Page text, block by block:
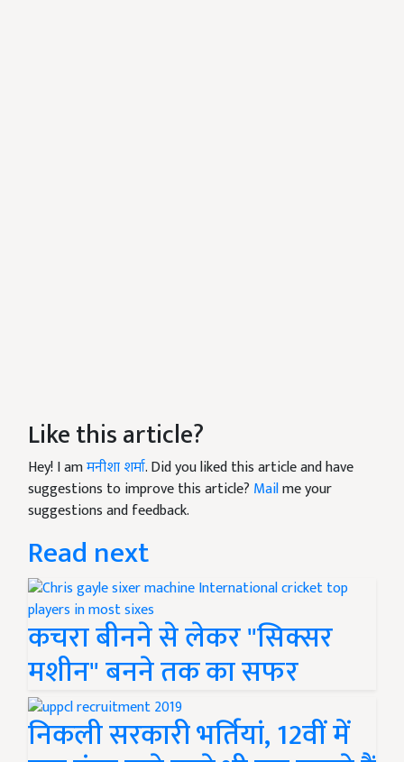
Like this article?
Hey! I amमनीशा शर्मा. Did you liked this article and have
suggestions to improve this article? Mailme your
suggestions and feedback.
Read next
कचरा बीनने से लेकर "सिक्सर
मशीन" बनने तक का सफर
निकली सरकारी भर्तियां, 12वीं में